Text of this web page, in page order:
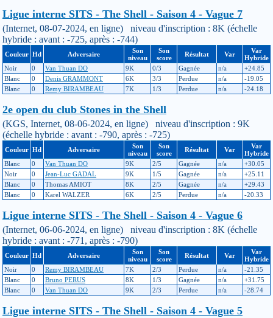
Ligue interne SITS - The Shell - Saison 4 - Vague 7
(Internet, 08-07-2024, en ligne) niveau d'inscription : 8K (échelle
hybride : avant : -725, après : -744)
Couleur Hd Adversaire
Son
niveau
Son
score
Résultat Var
Var
Hybride
Noir
0 Van Thuan DO 9K 0/3 Gagnée n/a
+24.85
Blanc
0 Denis GRAMMONT 6K 3/3 Perdue n/a
-19.05
Blanc
0 Remy BIRAMBEAU 7K 1/3 Perdue n/a -24.18
2e open du club Stones in the Shell
(KGS, Internet, 08-06-2024, en ligne) niveau d'inscription : 9K
(échelle hybride : avant : -790, après : -725)
Couleur Hd Adversaire
Son
niveau
Son
score
Résultat Var
Var
Hybride
Blanc
0 Van Thuan DO 9K 2/5 Gagnée n/a
+30.05
Noir
0 Jean-Luc GADAL 9K 1/5 Gagnée n/a
+25.11
Blanc
0 Thomas AMIOT 8K 2/5 Gagnée n/a
+29.43
Blanc
0 Karel WALZER 6K 2/5 Perdue n/a -20.33
Ligue interne SITS - The Shell - Saison 4 - Vague 6
(Internet, 06-06-2024, en ligne) niveau d'inscription : 8K (échelle
hybride : avant : -771, après : -790)
Couleur Hd Adversaire
Son
niveau
Son
score
Résultat Var
Var
Hybride
Noir
0 Remy BIRAMBEAU 7K 2/3 Perdue n/a
-21.35
Blanc
0 Bruno PERUS 8K 1/3 Gagnée n/a
+31.75
Blanc
0 Van Thuan DO 9K 2/3 Perdue n/a -28.74
Ligue interne SITS - The Shell - Saison 4 - Vague 5